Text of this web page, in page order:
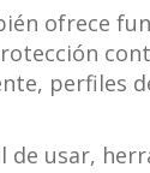
ofrece
perfiles
de usar,